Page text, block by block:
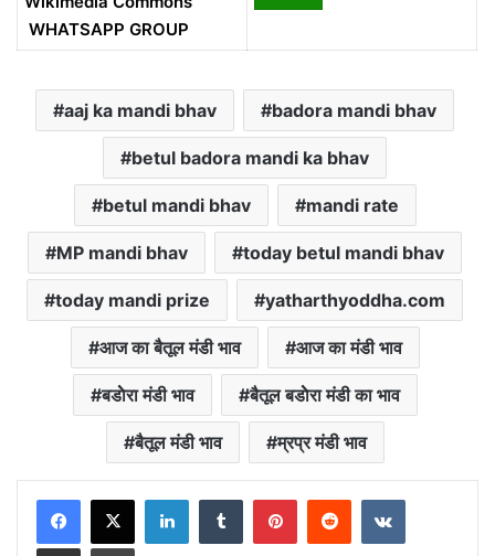
WHATSAPP GROUP
aaj ka mandi bhav badora mandi bhav
betul badora mandi ka bhav
betul mandi bhav mandi rate
MP mandi bhav today betul mandi bhav
today mandi prize yatharthyoddha.com
आज का बैतूल मंडी भाव आज का मंडी भाव
बडाेेरा मंड‍ी भाव बैतूल बडाेेरा मंडी का भाव
बैतूल मंडी भाव म्रप्र मंडी भाव